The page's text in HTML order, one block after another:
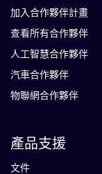
加入合作夥伴計畫
查看所有合作夥伴
人工智慧合作夥伴
汽車合作夥伴
物聯網合作夥伴
產品支援
文件